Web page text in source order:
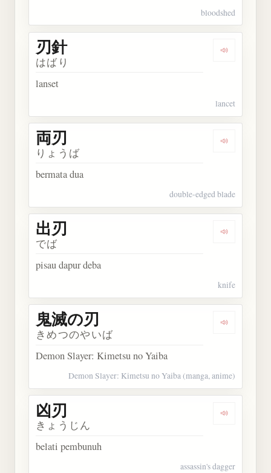
bloodshed
Dengarkan
刃針
はばり
lanset
lancet
Dengarkan
両刃
りょうば
bermata dua
double-edged blade
Dengarkan
出刃
でば
pisau dapur deba
knife
Dengarkan
鬼滅の刃
きめつのやいば
Demon Slayer: Kimetsu no Yaiba
Demon Slayer: Kimetsu no Yaiba (manga, anime)
Dengarkan
凶刃
きょうじん
belati pembunuh
assassin's dagger